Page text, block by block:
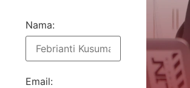
Nama:
Email: